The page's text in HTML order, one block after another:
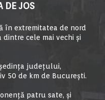
DE JOS
în extremitatea de nord
cele mai vechi şi
judeţului,
50 de km de Bucureşti.
patru sate, și